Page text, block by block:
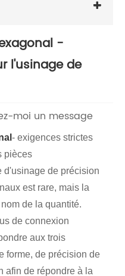
-
l'usinage de
moi un message
- exigences strictes
pièces
d'usinage de précision
est rare, mais la
de la quantité.
de connexion
aux trois
forme, de précision de
afin de répondre à la